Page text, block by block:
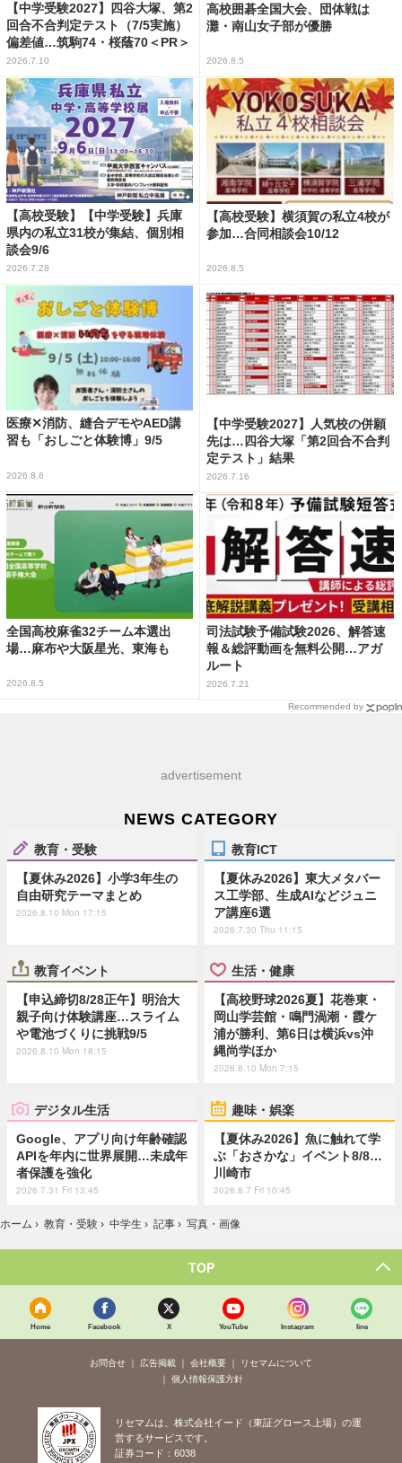
【中学受験2027】四谷大塚、第2
回合不合判定テスト（7/5実施）
偏差値…筑駒74・桜蔭70＜PR＞
2026.7.10
高校囲碁全国大会、団体戦は
灘・南山女子部が優勝
2026.8.5
【高校受験】【中学受験】兵庫
県内の私立31校が集結、個別相
談会9/6
2026.7.28
【高校受験】横須賀の私立4校が
参加…合同相談会10/12
2026.8.5
医療✕消防、縫合デモやAED講
習も「おしごと体験博」9/5
2026.8.6
【中学受験2027】人気校の併願
先は…四谷大塚「第2回合不合判
定テスト」結果
2026.7.16
全国高校麻雀32チーム本選出
場…麻布や大阪星光、東海も
2026.8.5
司法試験予備試験2026、解答速
報＆総評動画を無料公開…アガ
ルート
2026.7.21
Recommended by
advertisement
NEWS CATEGORY
教育・受験
【夏休み2026】小学3年生の
自由研究テーマまとめ
2026.8.10 Mon 17:15
教育ICT
【夏休み2026】東大メタバー
ス工学部、生成AIなどジュニ
ア講座6選
2026.7.30 Thu 11:15
教育イベント
【申込締切8/28正午】明治大
親子向け体験講座…スライム
や電池づくりに挑戦9/5
2026.8.10 Mon 18:15
生活・健康
【高校野球2026夏】花巻東・
岡山学芸館・鳴門渦潮・霞ケ
浦が勝利、第6日は横浜vs沖
縄尚学ほか
2026.8.10 Mon 7:15
デジタル生活
Google、アプリ向け年齢確認
APIを年内に世界展開…未成年
者保護を強化
2026.7.31 Fri 13:45
趣味・娯楽
【夏休み2026】魚に触れて学
ぶ「おさかな」イベント8/8…
川崎市
2026.8.7 Fri 10:45
ホーム › 教育・受験 › 中学生 › 記事 › 写真・画像
TOP
Home Facebook X YouTube Instagram line
お問合せ 広告掲載 会社概要
リセマムについて
個人情報保護方針
リセマムは、株式会社イード（東証グロース上場）の運
営するサービスです。
証券コード：6038